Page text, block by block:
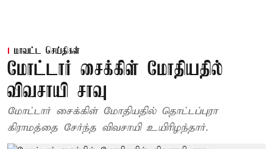
மாவட்ட செய்திகள்
மோட்டார் சைக்கிள் மோதியதில்
விவசாயி சாவு
மோட்டார் சைக்கிள் மோதியதில் தொட்டப்புரா
கிராமத்தை சேர்ந்த விவசாயி உயிரிழந்தார்.